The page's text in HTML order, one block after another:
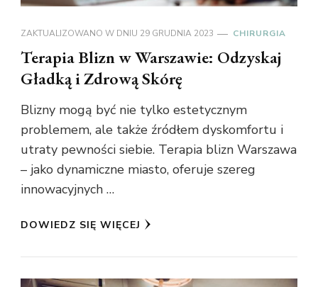
ZAKTUALIZOWANO W DNIU 29 GRUDNIA 2023 CHIRURGIA
Terapia Blizn w Warszawie: Odzyskaj
Gładką i Zdrową Skórę
Blizny mogą być nie tylko estetycznym
problemem, ale także źródłem dyskomfortu i
utraty pewności siebie. Terapia blizn Warszawa
– jako dynamiczne miasto, oferuje szereg
innowacyjnych …
DOWIEDZ SIĘ WIĘCEJ